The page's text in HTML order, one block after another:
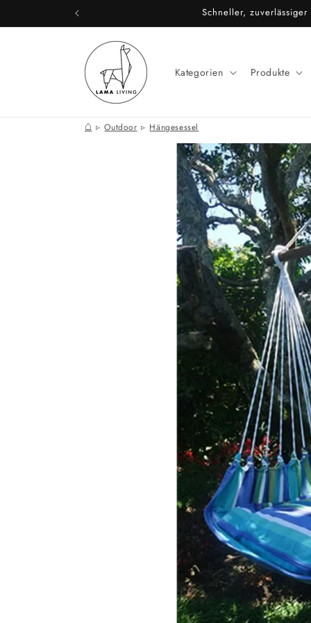
Inhalt
Schneller,
Kategorien Produkte
⌂ Outdoor Hängesessel
Produktinformationen